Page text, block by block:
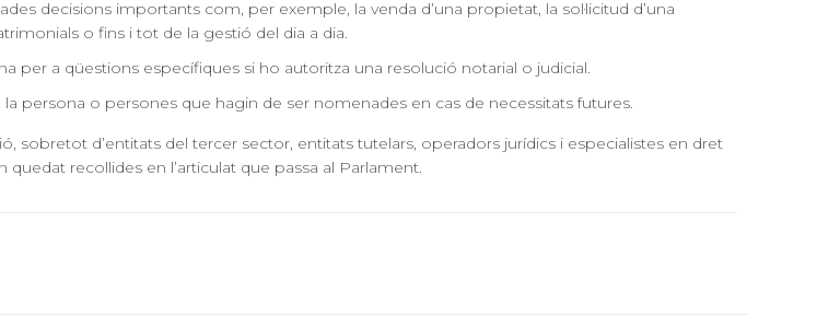
decisions importants com, per exemple, la venda d’una propietat, la sol·licitud d’una
o fins i tot de la gestió del dia a dia.
per a qüestions específiques si ho autoritza una resolució notarial o judicial.
persona o persones que hagin de ser nomenades en cas de necessitats futures.
, sobretot d’entitats del tercer sector, entitats tutelars, operadors jurídics i especialistes en dret
recollides en l’articulat que passa al Parlament.